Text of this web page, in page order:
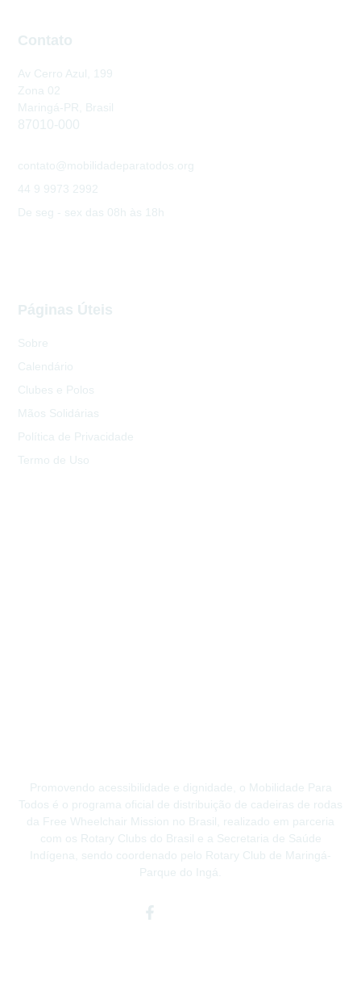
Promovendo acessibilidade e dignidade, o Mobilidade Para
Todos é o programa oficial de distribuição de cadeiras de rodas
da Free Wheelchair Mission no Brasil, realizado em parceria
com os Rotary Clubs do Brasil e a Secretaria de Saúde
Indígena, sendo coordenado pelo Rotary Club de Maringá-
Parque do Ingá.
Facebook-
Páginas Úteis
Sobre
Calendário
Clubes e Polos
Mãos Solidárias
Política de Privacidade
Termo de Uso
Contato
Av Cerro Azul, 199
Zona 02
Maringá-PR, Brasil
87010-000
contato@mobilidadeparatodos.org
44 9 9973 2992
De seg - sex das 08h às 18h